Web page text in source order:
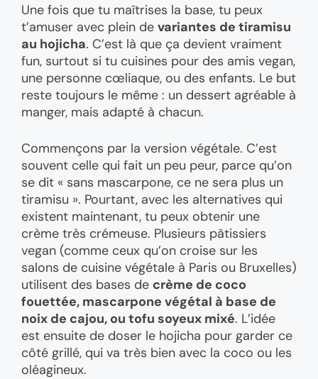
Une fois que tu maîtrises la base, tu peux
t’amuser avec plein de variantes de tiramisu
au hojicha. C’est là que ça devient vraiment
fun, surtout si tu cuisines pour des amis vegan,
une personne cœliaque, ou des enfants. Le but
reste toujours le même : un dessert agréable à
manger, mais adapté à chacun.
Commençons par la version végétale. C’est
souvent celle qui fait un peu peur, parce qu’on
se dit « sans mascarpone, ce ne sera plus un
tiramisu ». Pourtant, avec les alternatives qui
existent maintenant, tu peux obtenir une
crème très crémeuse. Plusieurs pâtissiers
vegan (comme ceux qu’on croise sur les
salons de cuisine végétale à Paris ou Bruxelles)
utilisent des bases de crème de coco
fouettée, mascarpone végétal à base de
noix de cajou, ou tofu soyeux mixé. L’idée
est ensuite de doser le hojicha pour garder ce
côté grillé, qui va très bien avec la coco ou les
oléagineux.